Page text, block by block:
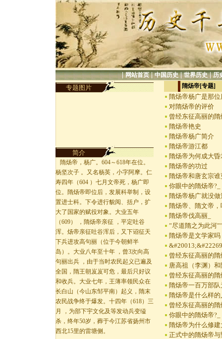
|网站首页|中国历史|世界历史|历
专题图片
简介
隋炀帝，杨广。604～618年在位。
杨坚次子 。又名杨英，小字阿摩。仁
寿四年（604 ）七月文帝死，杨广即
位。隋炀帝即位后，发展科举制，设
置进士科。下令进行貌阅、括户，扩
大了国家的赋役对象。大业五年
（609） ，隋炀帝亲征 ，平定吐谷
浑。炀帝亲征吐谷浑后，又下诏征天
下兵进攻高句丽（位于今朝鲜半
岛）。大业八年至十年 ，曾3次向高
句丽出兵 ，由于当时农民起义已遍及
全国，隋王朝岌岌可危，最后只好议
和收兵。大业七年，王薄率领民众在
长白山（今山东邹平南）起义，隋末
农民战争终于爆发。十四年（618）三
月 ，为部下宇文化及等发动兵变缢
杀，终年50岁，葬于今江苏省扬州市
西北15里的雷塘侧。
隋炀帝[专题]
隋炀帝杨广是那
对隋炀帝的评价
曾经东征高丽的
隋炀帝艳史
隋炀帝杨广简介
隋炀帝游江都
隋炀帝为何成大昏
隋炀帝的功过
隋炀帝和唐玄宗
你眼中的隋炀帝?_
隋炀帝杨广就没
隋炀帝、隋文帝
隋炀帝伐高丽_
”尽道隋之为此河
隋炀帝是文学家吗
曾经东征高丽的
唐高祖（李渊）
曾经东征高丽的
隋炀帝一百万部
隋炀帝是什么样的
曾经东征高丽的
你眼中的隋炀帝?_
隋炀帝为什么修
正式中的隋炀帝